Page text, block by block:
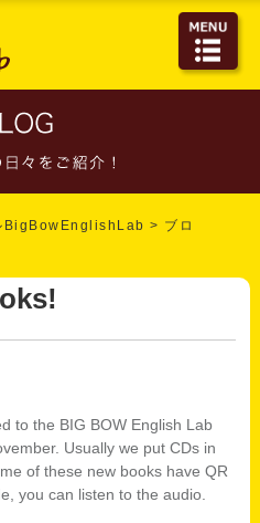
BigBowEnglishLab > ブロ
to the BIG BOW English Lab
Usually we put CDs in
of these new books have QR
you can listen to the audio.